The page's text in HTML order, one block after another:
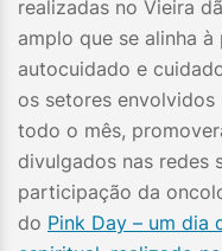
realizadas no Vieira
amplo que se alinha
autocuidado e
os setores
todo o mês,
divulgados nas redes
participação da
do Pink Day – um dia